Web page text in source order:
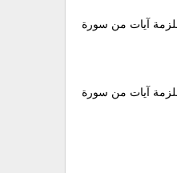
آيات من سورة
آيات من سورة